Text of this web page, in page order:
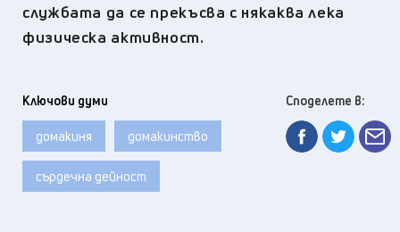
службата да се прекъсва с някаква лека
физическа активност.
Ключови думи
домакиня домакинство
сърдечна дейност
Споделете в: